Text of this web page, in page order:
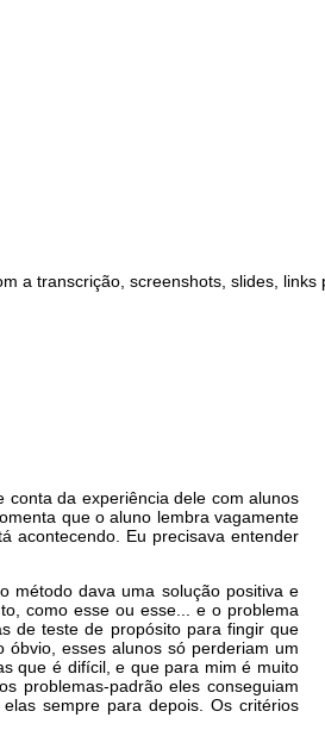
a transcrição, screenshots, slides, links
da experiência dele com alunos
que o aluno lembra vagamente
acontecendo. Eu precisava entender
método dava uma solução positiva e
como esse ou esse... e o problema
de teste de propósito para fingir que
esses alunos só perderiam um
que é difícil, e que para mim é muito
problemas-padrão eles conseguiam
sempre para depois. Os critérios